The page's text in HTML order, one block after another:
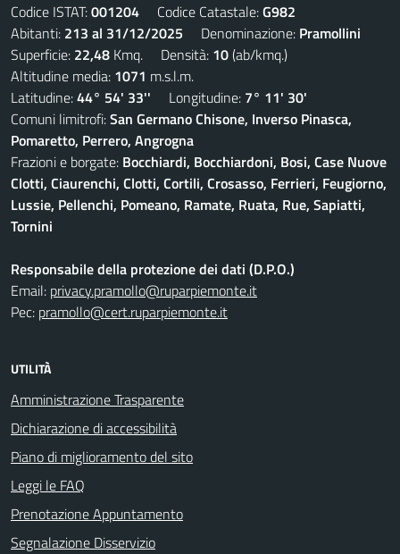
Codice ISTAT:001204 Codice Catastale:G982
Abitanti: 213 al 31/12/2025 Denominazione: Pramollini
Superficie: 22,48 Kmq. Densità: 10(ab/kmq.)
Altitudine media: 1071 m.s.l.m.
Latitudine:44° 54' 33'' Longitudine: 7° 11' 30'
Comuni limitrofi:San Germano Chisone, Inverso Pinasca,
Pomaretto, Perrero, Angrogna
Frazioni e borgate: Bocchiardi, Bocchiardoni, Bosi, Case Nuove
Clotti, Ciaurenchi, Clotti, Cortili, Crosasso, Ferrieri, Feugiorno,
Lussie, Pellenchi, Pomeano, Ramate, Ruata, Rue, Sapiatti,
Tornini
Responsabile della protezione dei dati (D.P.O.)
Email: privacy.pramollo@ruparpiemonte.it
Pec: pramollo@cert.ruparpiemonte.it
UTILITÀ
Amministrazione Trasparente
Dichiarazione di accessibilità
Piano di miglioramento del sito
Leggi le FAQ
Prenotazione Appuntamento
Segnalazione Disservizio